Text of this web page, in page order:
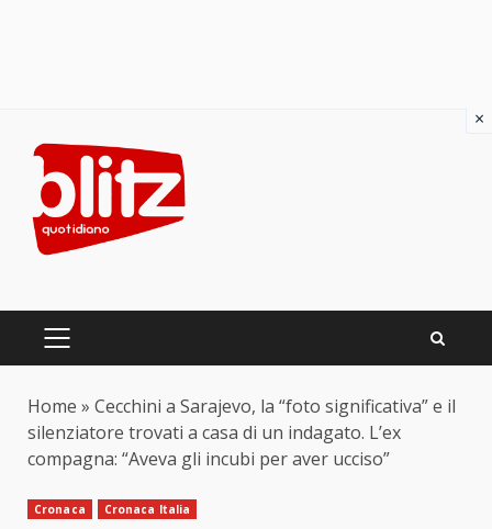
content
PRIMARY
Home » Cecchini a Sarajevo, la “foto significativa” e il
silenziatore trovati a casa di un indagato. L’ex
compagna: “Aveva gli incubi per aver ucciso”
Cronaca Cronaca Italia
×